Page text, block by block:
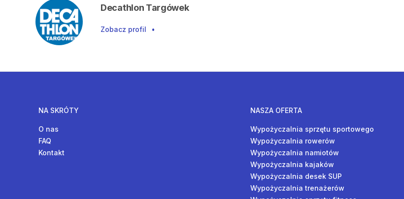
Decathlon Targówek
Zobacz profil •
NA SKRÓTY
O nas
FAQ
Kontakt
NASZA OFERTA
Wypożyczalnia sprzętu sportowego
Wypożyczalnia rowerów
Wypożyczalnia namiotów
Wypożyczalnia kajaków
Wypożyczalnia desek SUP
Wypożyczalnia trenażerów